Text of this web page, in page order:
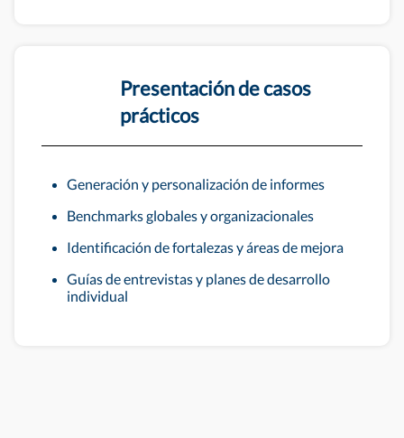
Presentación de casos
prácticos
Generación y personalización de informes
Benchmarks globales y organizacionales
Identificación de fortalezas y áreas de mejora
Guías de entrevistas y planes de desarrollo
individual